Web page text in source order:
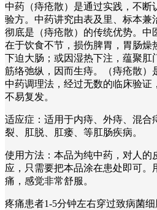
中药（痔疮散）是通过实践，不断
验方。中药讲究由表及里、标本兼
彻底是（痔疮散）的传统优势。中
在于饮食不节，损伤脾胃，胃肠燥
下迫大肠；或因湿热下注，蕴聚肛
筋络弛纵，因而生痔。（痔疮散）
中药调理法，经过无数的临床验证
不易复发。
适应症：适用于内痔、外痔、混合
裂、肛脱、肛瘘、等肛肠疾病。
使用方法：本品为纯中药，对人的
应，只需要把本品涂在患处即可。
痛，感觉非常舒服。
疼痛患者1-5分钟左右穿过致病菌